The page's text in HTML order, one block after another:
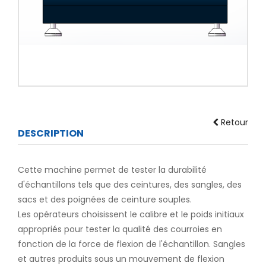
Retour
DESCRIPTION
Cette machine permet de tester la durabilité
d'échantillons tels que des ceintures, des sangles, des
sacs et des poignées de ceinture souples.
Les opérateurs choisissent le calibre et le poids initiaux
appropriés pour tester la qualité des courroies en
fonction de la force de flexion de l'échantillon. Sangles
et autres produits sous un mouvement de flexion